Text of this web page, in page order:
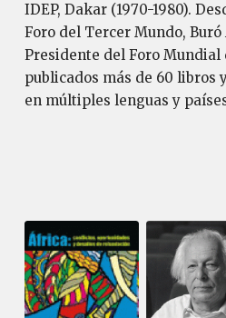
IDEP, Dakar (1970-1980).
Foro del Tercer Mundo,
Presidente del Foro
publicados más de 60 libros
en múltiples lenguas y